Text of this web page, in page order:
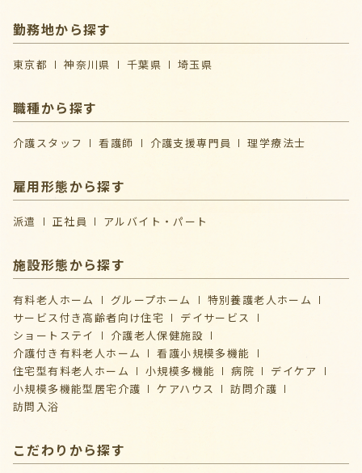
勤務地から探す
東京都 神奈川県 千葉県 埼玉県
職種から探す
介護スタッフ 看護師 介護支援専門員 理学療法士
雇用形態から探す
派遣 正社員 アルバイト・パート
施設形態から探す
有料老人ホーム グループホーム
特別養護老人ホーム
サービス付き高齢者向け住宅
デイサービス
ショートステイ
介護⽼⼈保健施設
介護付き有料老人ホーム
看護小規模多機能
住宅型有料老人ホーム
小規模多機能 病院
デイケア
⼩規模多機能型居宅介護
ケアハウス
訪問介護
訪問入浴
こだわりから探す